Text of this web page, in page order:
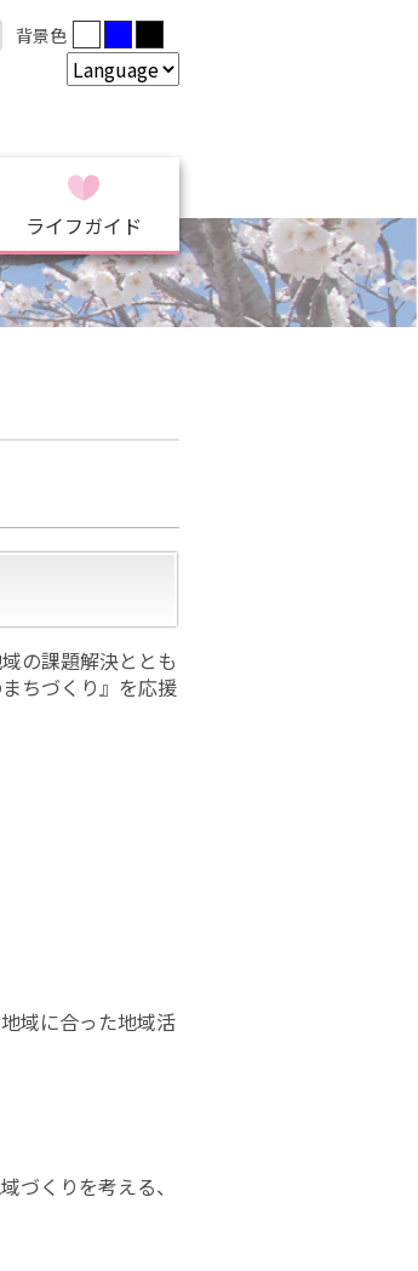
背景色
ライフガイド
の課題解決ととも
ちづくり』を応援
域に合った地域活
づくりを考える、